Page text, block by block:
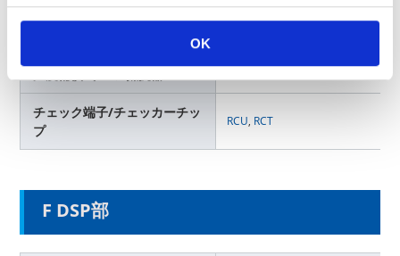
OK
チェック端子/チェッカーチッ
プ
RCU, RCT
F DSP部